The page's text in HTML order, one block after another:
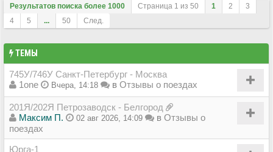
Результатов поиска более 1000 Страница 1 из 50 1 2
3
4
5 ... 50 След.
ТЕМЫ
745У/746У Санкт-Петербург - Москва
1one
Вчера, 14:18 в Отзывы о поездах
201Я/202Я Петрозаводск - Белгород
Максим П.
02 авг 2026, 14:09 в Отзывы о
поездах
Юрга-1